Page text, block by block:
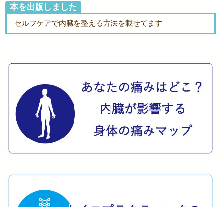
本を出版しました
セルフケアで内臓を整える方法を載せてます